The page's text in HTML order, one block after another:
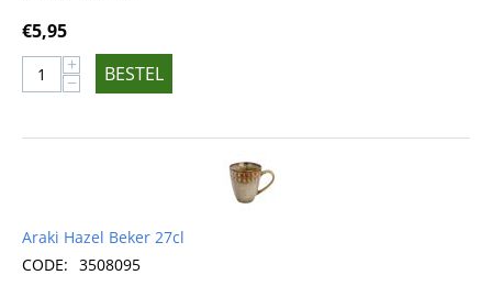
€5,95
+
− BESTEL
Araki Hazel Beker 27cl
CODE: 3508095